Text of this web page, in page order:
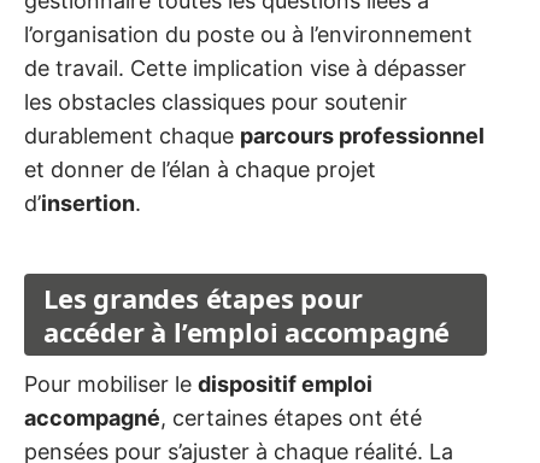
l’organisation du poste ou à l’environnement
de travail. Cette implication vise à dépasser
les obstacles classiques pour soutenir
durablement chaque parcours professionnel
et donner de l’élan à chaque projet
d’insertion.
Les grandes étapes pour
accéder à l’emploi accompagné
Pour mobiliser le dispositif emploi
accompagné, certaines étapes ont été
pensées pour s’ajuster à chaque réalité. La